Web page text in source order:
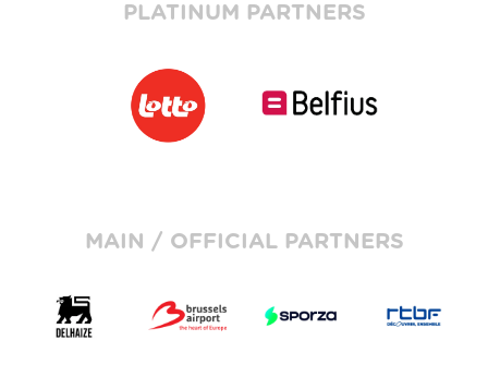
PLATINUM PARTNERS
MAIN / OFFICIAL PARTNERS